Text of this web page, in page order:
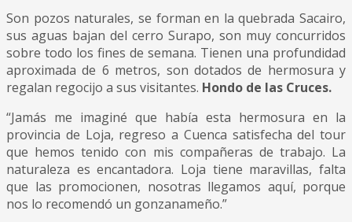
Son pozos naturales, se forman en la quebrada Sacairo,
sus aguas bajan del cerro Surapo, son muy concurridos
sobre todo los fines de semana. Tienen una profundidad
aproximada de 6 metros, son dotados de hermosura y
regalan regocijo a sus visitantes. Hondo de las Cruces.
“Jamás me imaginé que había esta hermosura en la
provincia de Loja, regreso a Cuenca satisfecha del tour
que hemos tenido con mis compañeras de trabajo. La
naturaleza es encantadora. Loja tiene maravillas, falta
que las promocionen, nosotras llegamos aquí, porque
nos lo recomendó un gonzanameño.”